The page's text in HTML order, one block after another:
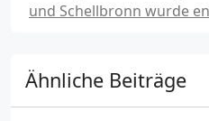
und Schellbronn wurde
Ähnliche Beiträge